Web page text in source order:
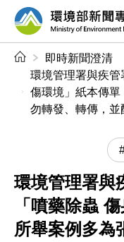
前往中央內容區塊
環境部新
即時新聞澄清
環境管理署與疾
傷環境」紙本傳單
勿轉發、轉傳，
環境管理署與
「噴藥除蟲
所舉案例多為